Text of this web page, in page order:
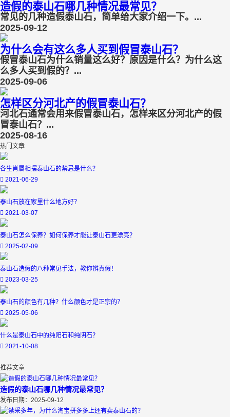
造假的泰山石哪几种情况最常见？
常见的几种造假泰山石，简单给大家介绍一下。...
2025-09-12
为什么会有这么多人买到假冒泰山石？
假冒泰山石为什么销量这么好？原因是什么？为什么这
么多人买到假的？...
2025-09-06
怎样区分河北产的假冒泰山石？
河北石通常会用来假冒泰山石，怎样来区分河北产的假
冒泰山石？...
2025-08-16
热门文章
各生肖属相摆泰山石的禁忌是什么？
2021-06-29
泰山石放在家里什么地方好？
2021-03-07
泰山石怎么保养？如何保养才能让泰山石更漂亮？
2025-02-09
泰山石造假的八种常见手法，教你辨真假！
2023-03-25
泰山石的颜色有几种？什么颜色才是正宗的？
2025-05-06
什么是泰山石中的纯阳石和纯阴石？
2021-10-08
推荐文章
造假的泰山石哪几种情况最常见？
发布日期：2025-09-12